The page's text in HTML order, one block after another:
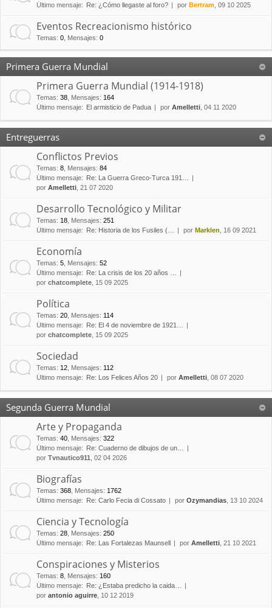
Último mensaje:
Re: ¿Cómo llegaste al foro? por Bertram , 09 10 2025
Eventos Recreacionismo histórico
Temas: 0 Mensajes: 0
Primera Guerra Mundial
Primera Guerra Mundial (1914-1918)
Temas: 38 Mensajes: 164
Último mensaje:
El armisticio de Padua por Amelletti , 04 11 2020
Entreguerras
Conflictos Previos
Temas: 8 Mensajes: 84
Último mensaje:
Re: La Guerra Greco-Turca 191…
por Amelletti , 21 07 2020
Desarrollo Tecnológico y Militar
Temas: 18 Mensajes: 251
Último mensaje:
Re: Historia de los Fusiles (… por Marklen , 16 09 2021
Economía
Temas: 5 Mensajes: 52
Último mensaje:
Re: La crisis de los 20 años …
por chatcomplete , 15 09 2025
Política
Temas: 20 Mensajes: 114
Último mensaje:
Re: El 4 de noviembre de 1921…
por chatcomplete , 15 09 2025
Sociedad
Temas: 12 Mensajes: 112
Último mensaje:
Re: Los Felices Años 20 por Amelletti , 08 07 2020
Segunda Guerra Mundial
Arte y Propaganda
Temas: 40 Mensajes: 322
Último mensaje:
Re: Cuaderno de dibujos de un…
por Tvnautico911 , 02 04 2026
Biografías
Temas: 368 Mensajes: 1762
Último mensaje:
Re: Carlo Fecia di Cossato por Ozymandias , 13 10 2024
Ciencia y Tecnología
Temas: 28 Mensajes: 250
Último mensaje:
Re: Las Fortalezas Maunsell por Amelletti , 21 10 2021
Conspiraciones y Misterios
Temas: 8 Mensajes: 160
Último mensaje:
Re: ¿Estaba predicho la caida…
por antonio aguirre , 10 12 2019